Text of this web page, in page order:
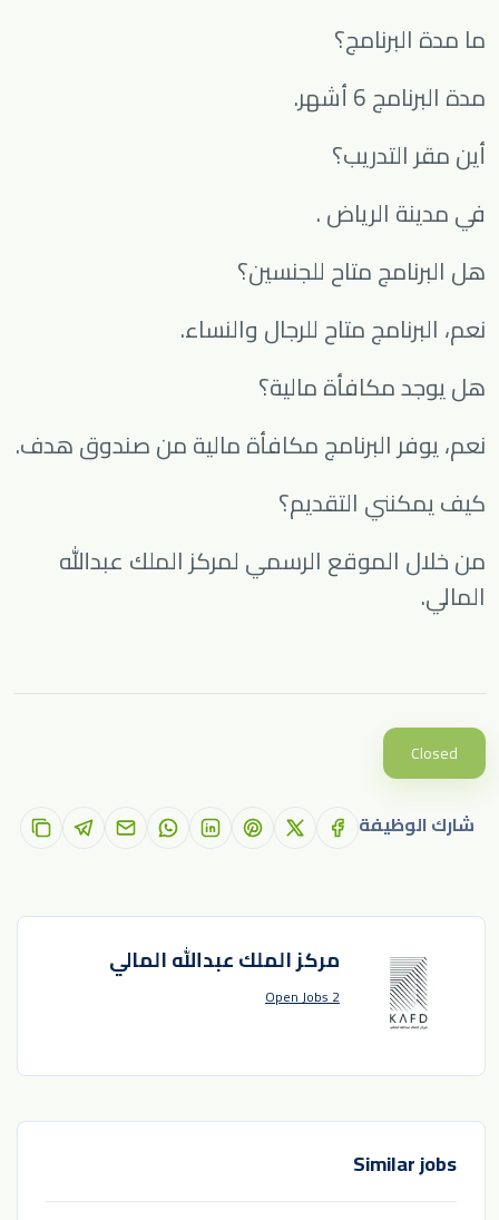
ما مدة البرنامج؟
مدة البرنامج 6 أشهر.
أين مقر التدريب؟
في مدينة الرياض.
هل البرنامج متاح للجنسين؟
نعم، البرنامج متاح للرجال والنساء.
هل يوجد مكافأة مالية؟
نعم، يوفر البرنامج مكافأة مالية من صندوق هدف.
كيف يمكنني التقديم؟
من خلال الموقع الرسمي لمركز الملك عبدالله
المالي.
Closed
شارك الوظيفة
مركز الملك عبدالله المالي
2 Open Jobs
Similar jobs